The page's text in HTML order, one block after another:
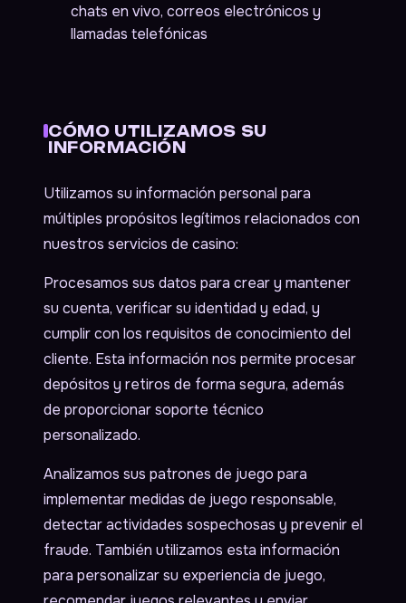
chats en vivo, correos electrónicos y
llamadas telefónicas
CÓMO UTILIZAMOS SU
INFORMACIÓN
Utilizamos su información personal para
múltiples propósitos legítimos relacionados con
nuestros servicios de casino:
Procesamos sus datos para crear y mantener
su cuenta, verificar su identidad y edad, y
cumplir con los requisitos de conocimiento del
cliente. Esta información nos permite procesar
depósitos y retiros de forma segura, además
de proporcionar soporte técnico
personalizado.
Analizamos sus patrones de juego para
implementar medidas de juego responsable,
detectar actividades sospechosas y prevenir el
fraude. También utilizamos esta información
para personalizar su experiencia de juego,